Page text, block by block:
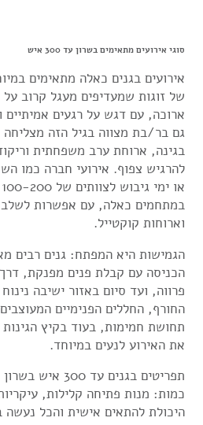
סוגי אירועים מתאימים בשרון עד 300 איש
אירועים בגנים כאלה מתאימים
של זוגות שמעדיפים מעגל קרוב על
ארוכה, עם דגש על רגעים
גם בר/בת מצווה בגיל הזה מצליחה
בגינה, ארוחת ערב משפחתית
להרגיש צפוף. אירועי חברה כמו
במתחמים כאלה, עם אפשרות
וארוחות קוקטייל.
הגמישות היא המפתח: גנים רבים
הכניסה עם קבלת פנים מפנקת,
פרווה, ועד סיום באזור ישיבה
החורף, החללים הפנימיים
תחושת חמימות, בעוד בקיץ הגינות
את האירוע לנעים במיוחד.
תפריטים בגנים
כמות: מנות פתיחה קלילות,
היכולת להתאים אישית והכל